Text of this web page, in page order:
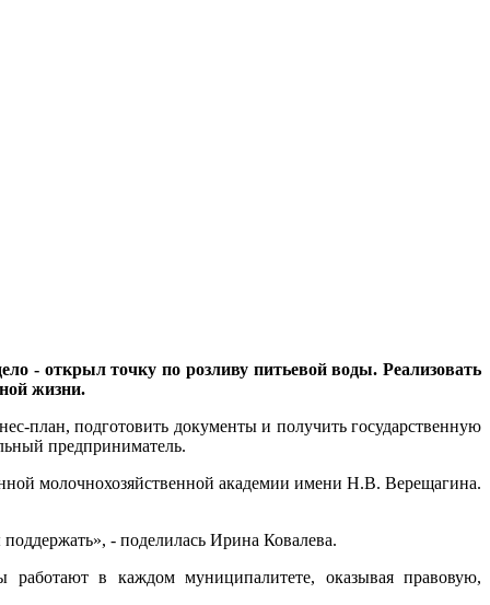
- открыл точку по розливу питьевой воды. Реализовать
жизни.
план, подготовить документы и получить государственную
предприниматель.
молочнохозяйственной академии имени Н.В. Верещагина.
- поделилась Ирина Ковалева.
работают в каждом муниципалитете, оказывая правовую,